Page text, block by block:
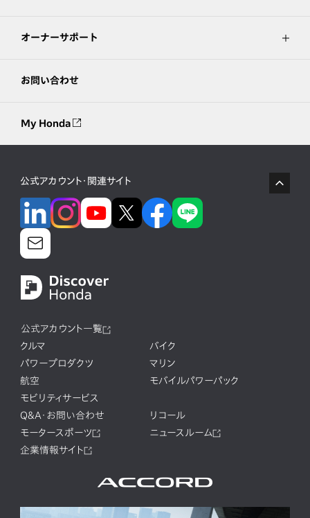
オーナーサポート
お問い合わせ
My Honda
公式アカウント・関連サイト
公式アカウント一覧
クルマ
バイク
パワープロダクツ
マリン
航空
モバイルパワーパック
モビリティサービス
Q&A・お問い合わせ
リコール
モータースポーツ
ニュースルーム
企業情報サイト